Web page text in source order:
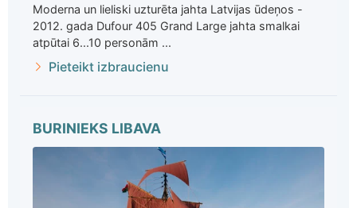
Moderna un lieliski uzturēta jahta Latvijas ūdeņos -
2012. gada Dufour 405 Grand Large jahta smalkai
atpūtai 6...10 personām ...
Pieteikt izbraucienu
BURINIEKS LIBAVA